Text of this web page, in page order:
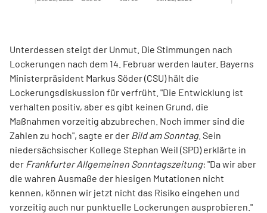
Unterdessen steigt der Unmut. Die Stimmungen nach
Lockerungen nach dem 14. Februar werden lauter. Bayerns
Ministerpräsident Markus Söder (CSU) hält die
Lockerungsdiskussion für verfrüht. "Die Entwicklung ist
verhalten positiv, aber es gibt keinen Grund, die
Maßnahmen vorzeitig abzubrechen. Noch immer sind die
Zahlen zu hoch", sagte er der Bild am Sonntag. Sein
niedersächsischer Kollege Stephan Weil (SPD) erklärte in
der Frankfurter Allgemeinen Sonntagszeitung: "Da wir aber
die wahren Ausmaße der hiesigen Mutationen nicht
kennen, können wir jetzt nicht das Risiko eingehen und
vorzeitig auch nur punktuelle Lockerungen ausprobieren."